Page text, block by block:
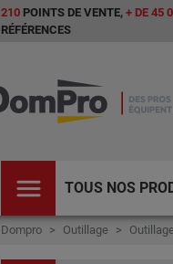
210 POINTS DE VENTE, + DE 45
RÉFÉRENCES
menu TOUS NOS
Dompro Outillage